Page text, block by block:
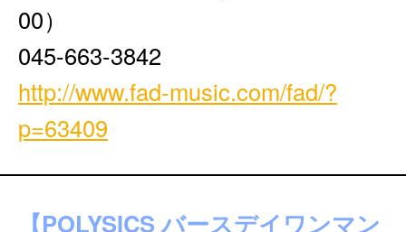
00）
045-663-3842
http://www.fad-music.com/fad/?
p=63409
【POLYSICS バースデイワンマン